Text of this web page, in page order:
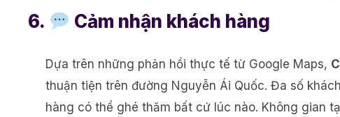
6. Cảm nhận khách hàng
Dựa trên những phản hồi thực tế từ Google Maps,
thuận tiện trên đường Nguyễn Ái Quốc. Đa số
hàng có thể ghé thăm bất cứ lúc nào. Không gian